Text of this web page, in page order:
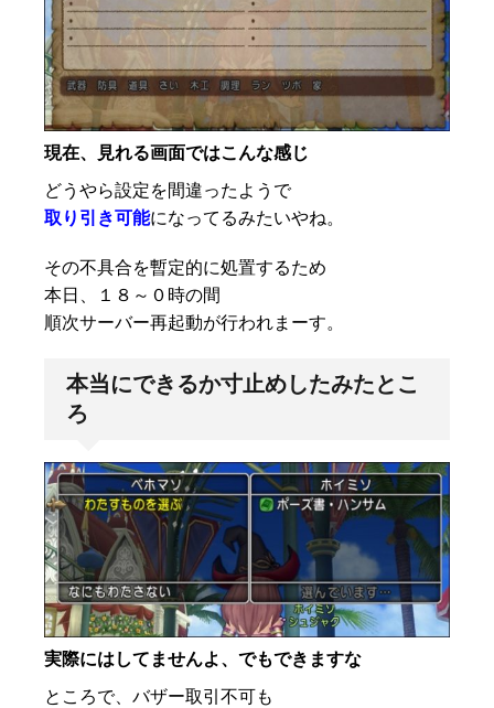
現在、見れる画面ではこんな感じ
どうやら設定を間違ったようで
取り引き可能になってるみたいやね。
その不具合を暫定的に処置するため
本日、１８～０時の間
順次サーバー再起動が行われまーす。
本当にできるか寸止めしたみたとこ
ろ
実際にはしてませんよ、でもできますな
ところで、バザー取引不可も